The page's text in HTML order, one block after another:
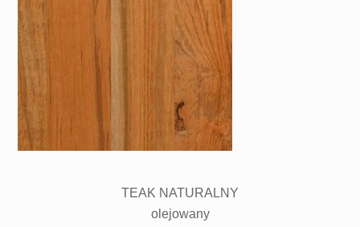
TEAK NATURALNY
olejowany